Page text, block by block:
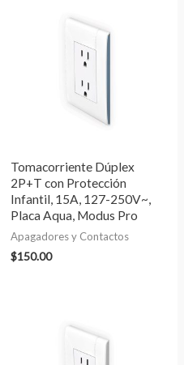
Tomacorriente Dúplex
2P+T con Protección
Infantil, 15A, 127-250V~,
Placa Aqua, Modus Pro
Apagadores y Contactos
$150.00